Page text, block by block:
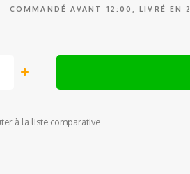
COMMANDÉ AVANT 12:00, LIVRÉ EN
à la liste comparative